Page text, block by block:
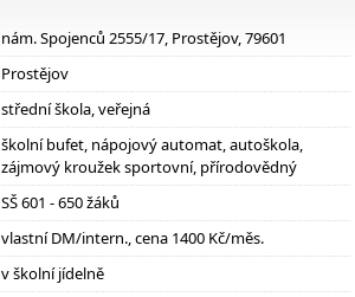
nám. Spojenců 2555/17, Prostějov, 79601
Prostějov
střední škola, veřejná
školní bufet, nápojový automat, autoškola,
zájmový kroužek sportovní, přírodovědný
SŠ 601 - 650 žáků
vlastní DM/intern., cena 1400 Kč/měs.
v školní jídelně